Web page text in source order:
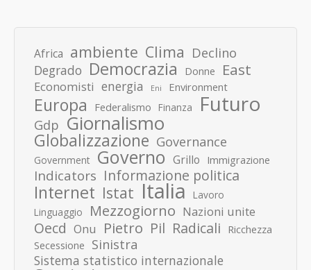
Africa ambiente Clima Declino
Degrado Democrazia Donne East
Economisti energia Eni Environment
Europa Federalismo Finanza Futuro
Gdp Giornalismo
Globalizzazione Governance
Government Governo Grillo Immigrazione
Indicators Informazione politica
Internet Istat Italia
Lavoro
Linguaggio
Mezzogiorno Nazioni unite
Oecd Onu Pietro Pil Radicali Ricchezza
Secessione Sinistra
Sistema statistico internazionale